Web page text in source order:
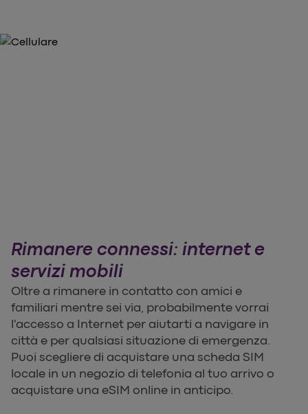
Rimanere connessi: internet e
servizi mobili
Oltre a rimanere in contatto con amici e
familiari mentre sei via, probabilmente vorrai
l'accesso a Internet per aiutarti a navigare in
città e per qualsiasi situazione di emergenza.
Puoi scegliere di acquistare una scheda SIM
locale in un negozio di telefonia al tuo arrivo o
acquistare una eSIM online in anticipo.